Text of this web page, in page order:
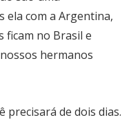
ela com a Argentina,
ficam no Brasil e
hermanos
precisará de dois dias.